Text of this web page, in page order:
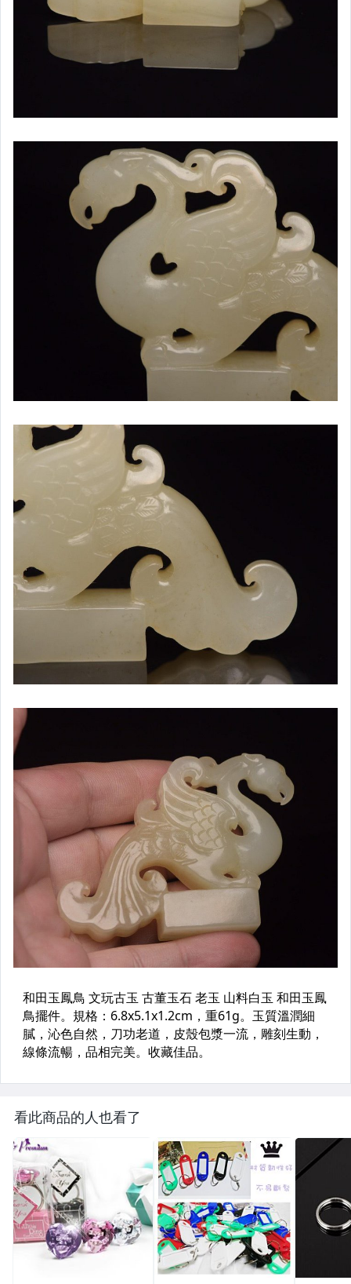
看此商品的人也看了